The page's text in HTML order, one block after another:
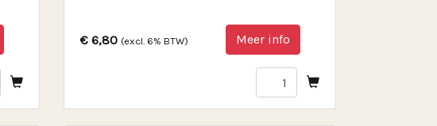
€ 6,80 (excl. 6% BTW) Meer info